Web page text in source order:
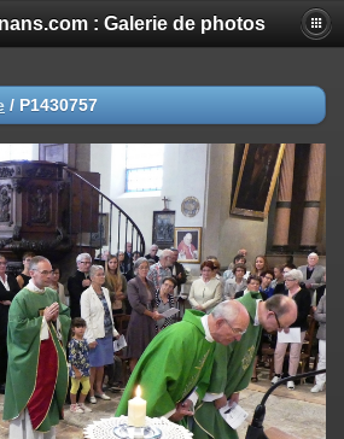
: Galerie de photos
/ P1430757